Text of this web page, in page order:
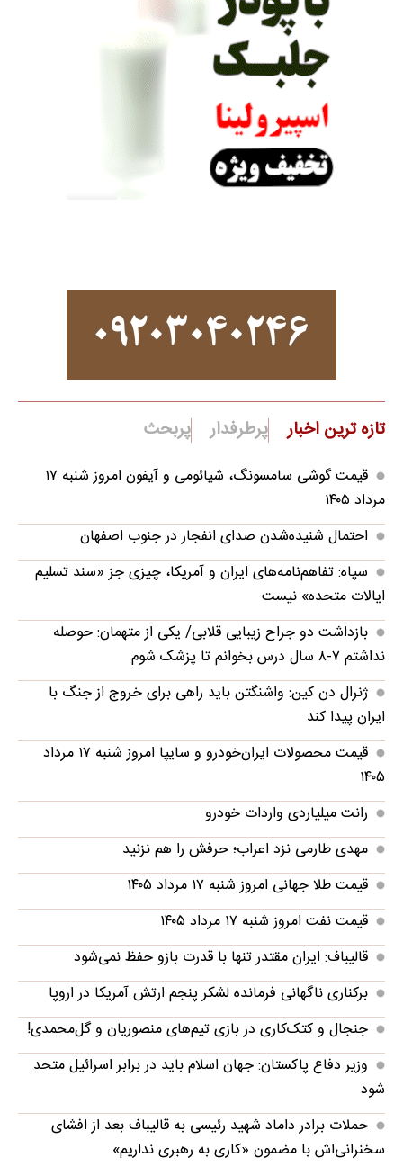
تازه ترین اخبار پرطرفدار پربحث
قیمت گوشی سامسونگ، شیائومی و آیفون امروز شنبه ۱۷
مرداد ۱۴۰۵
احتمال شنیده‌شدن صدای انفجار در جنوب اصفهان
سپاه: تفاهم‌نامه‌های ایران و آمریکا، چیزی جز «سند تسلیم
ایالات متحده» نیست
بازداشت دو جراح زیبایی قلابی/ یکی از متهمان: حوصله
نداشتم ۷-۸ سال درس بخوانم تا پزشک شوم
ژنرال دن کین: واشنگتن باید راهی برای خروج از جنگ با
ایران پیدا کند
قیمت محصولات ایران‌خودرو و سایپا امروز شنبه ۱۷ مرداد
۱۴۰۵
رانت میلیاردی واردات خودرو
مهدی طارمی نزد اعراب؛ حرفش را هم نزنید
قیمت طلا جهانی امروز شنبه ۱۷ مرداد ۱۴۰۵
قیمت نفت امروز شنبه ۱۷ مرداد ۱۴۰۵
قالیباف: ایران مقتدر تنها با قدرت بازو حفظ نمی‌شود
برکناری ناگهانی فرمانده لشکر پنجم ارتش آمریکا در اروپا
جنجال و کتک‌کاری در بازی تیم‌های منصوریان و گل‌محمدی!
وزیر دفاع پاکستان: جهان اسلام باید در برابر اسرائیل متحد
شود
حملات برادر داماد شهید رئیسی به قالیباف بعد از افشای
سخنرانی‌اش با مضمون «کاری به رهبری نداریم»